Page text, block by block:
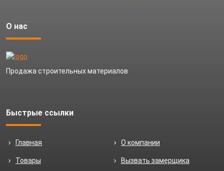
О нас
Продажа строительных материалов
Быстрые ссылки
Главная О компании
Товары Вызвать замерщика